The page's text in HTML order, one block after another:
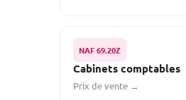
NAF 69.20Z
Cabinets comptables
Prix de vente →